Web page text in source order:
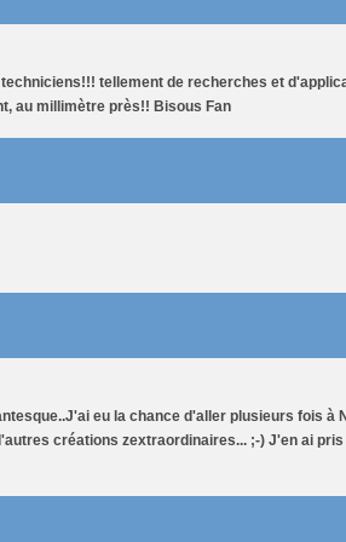
tellement de recherches et
au millimètre près!! Bisous Fan
eu la chance d'aller plusieurs fois à
créations zextraordinaires... ;-) J'en ai pris